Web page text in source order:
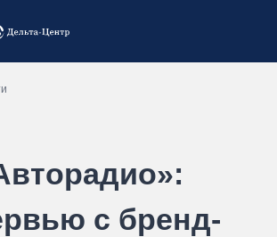
с бренд-